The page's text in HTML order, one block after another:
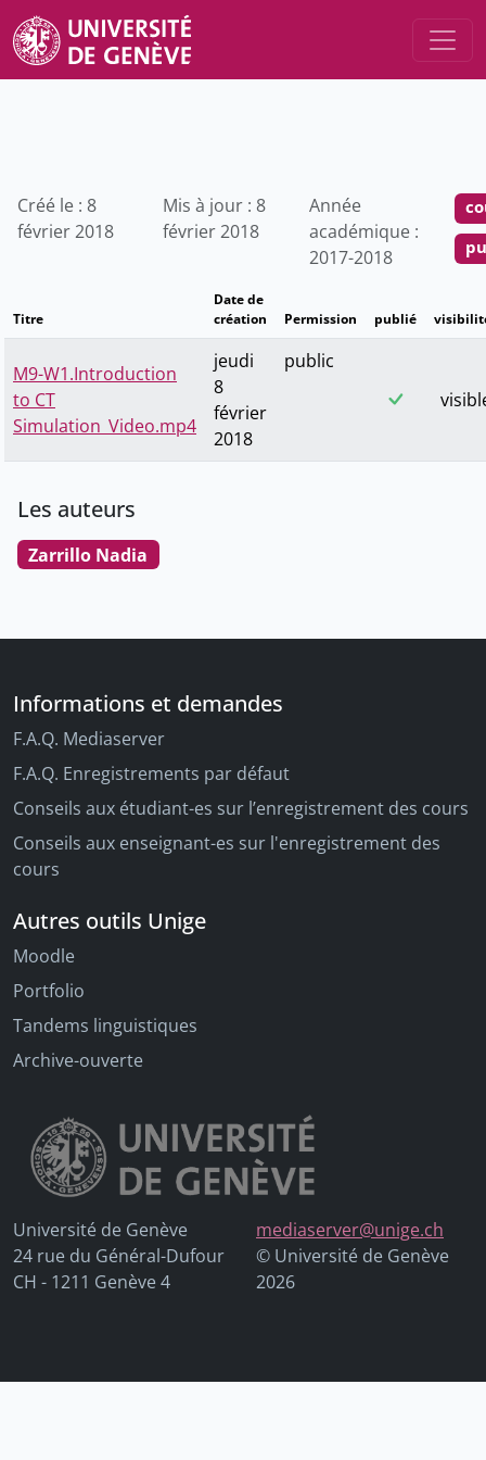
Créé le : 8
février 2018
Mis à jour : 8
février 2018
Année
académique :
2017-2018
Titre
Date de
création
Permission publié
M9-W1.Introduction
to CT
Simulation_Video.mp4
jeudi
8
février
2018
public
Les auteurs
Zarrillo Nadia
Informations et demandes
F.A.Q. Mediaserver
F.A.Q. Enregistrements par défaut
Conseils aux étudiant-es sur l’enregistrement des cours
Conseils aux enseignant-es sur l'enregistrement des
cours
Autres outils Unige
Moodle
Portfolio
Tandems linguistiques
Archive-ouverte
Université de Genève
24 rue du Général-Dufour
CH - 1211 Genève 4
mediaserver@unige.ch
© Université de Genève
2026